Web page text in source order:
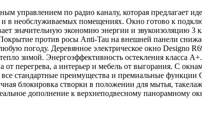
управлением по радио каналу, которая предлагает
и в необслуживаемых помещениях. Окно готово к
значительную экономию энергии и звукоизоляцию 3
против росы Anti-Tau на внешней панели
погоду. Деревянное электрическое окно Designo
зимой. Энергоэффективность остекления класса
перегрева, а интерьер и мебель от выгорания. С
стандартные преимущества и премиальные функции
блокировка створки в положении для мытья,
дополнение к верхнеподвесному панорамному